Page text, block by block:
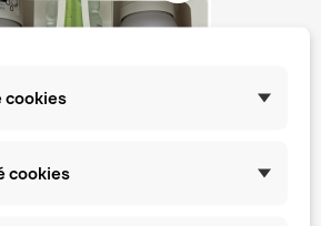
cookies
cookies